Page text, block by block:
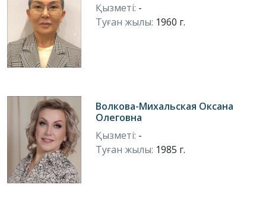
Қызметі: -
Туған жылы: 1960 г.
Волкова-Михальская Оксана
Олеговна
Қызметі: -
Туған жылы: 1985 г.